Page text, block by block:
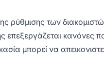
ρύθμισης των
επεξεργάζεται
μπορεί να